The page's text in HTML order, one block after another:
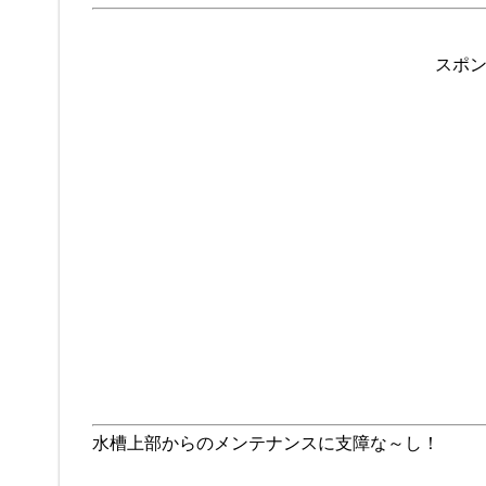
スポ
水槽上部からのメンテナンスに支障な～し！